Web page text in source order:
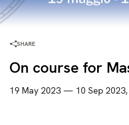
SHARE
On course for
19 May 2023 — 10 Sep 2023,